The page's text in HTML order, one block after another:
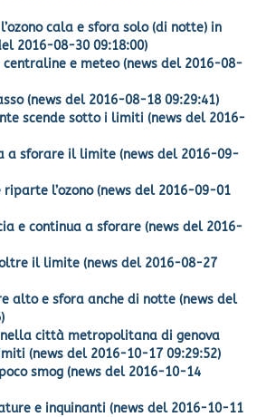
cala e sfora solo (di notte) in
2016-08-30 09:18:00)
e meteo (news del 2016-08-
(news del 2016-08-18 09:29:41)
scende sotto i limiti (news del 2016-
a sforare il limite (news del 2016-09-
l’ozono (news del 2016-09-01
e continua a sforare (news del 2016-
oltre il limite (news del 2016-08-27
alto e sfora anche di notte (news del
città metropolitana di genova
(news del 2016-10-17 09:29:52)
smog (news del 2016-10-14
e inquinanti (news del 2016-10-11